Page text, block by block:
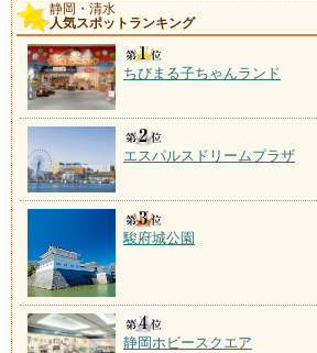
静岡・清水
人気スポットランキング
ちびまる子ちゃんランド
エスパルスドリームプラザ
駿府城公園
静岡ホビースクエア